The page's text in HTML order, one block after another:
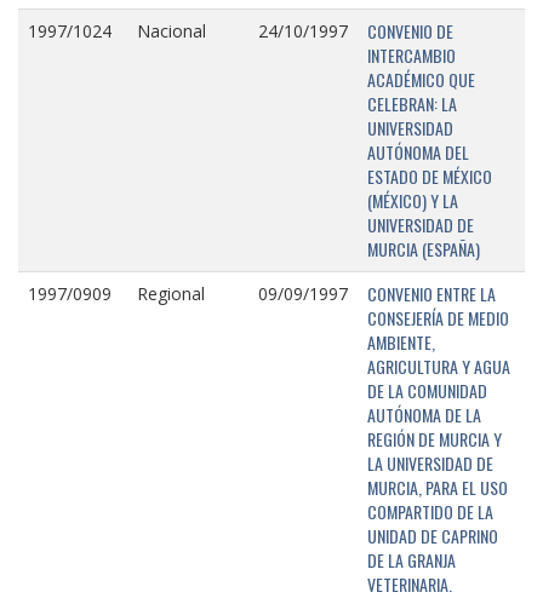
1997/1024 Nacional 24/10/1997
CONVENIO DE
INTERCAMBIO
ACADÉMICO QUE
CELEBRAN: LA
UNIVERSIDAD
AUTÓNOMA DEL
ESTADO DE MÉXICO
(MÉXICO) Y LA
UNIVERSIDAD DE
MURCIA (ESPAÑA)
1997/0909 Regional 09/09/1997
CONVENIO ENTRE LA
CONSEJERÍA DE MEDIO
AMBIENTE,
AGRICULTURA Y AGUA
DE LA COMUNIDAD
AUTÓNOMA DE LA
REGIÓN DE MURCIA Y
LA UNIVERSIDAD DE
MURCIA, PARA EL USO
COMPARTIDO DE LA
UNIDAD DE CAPRINO
DE LA GRANJA
VETERINARIA.